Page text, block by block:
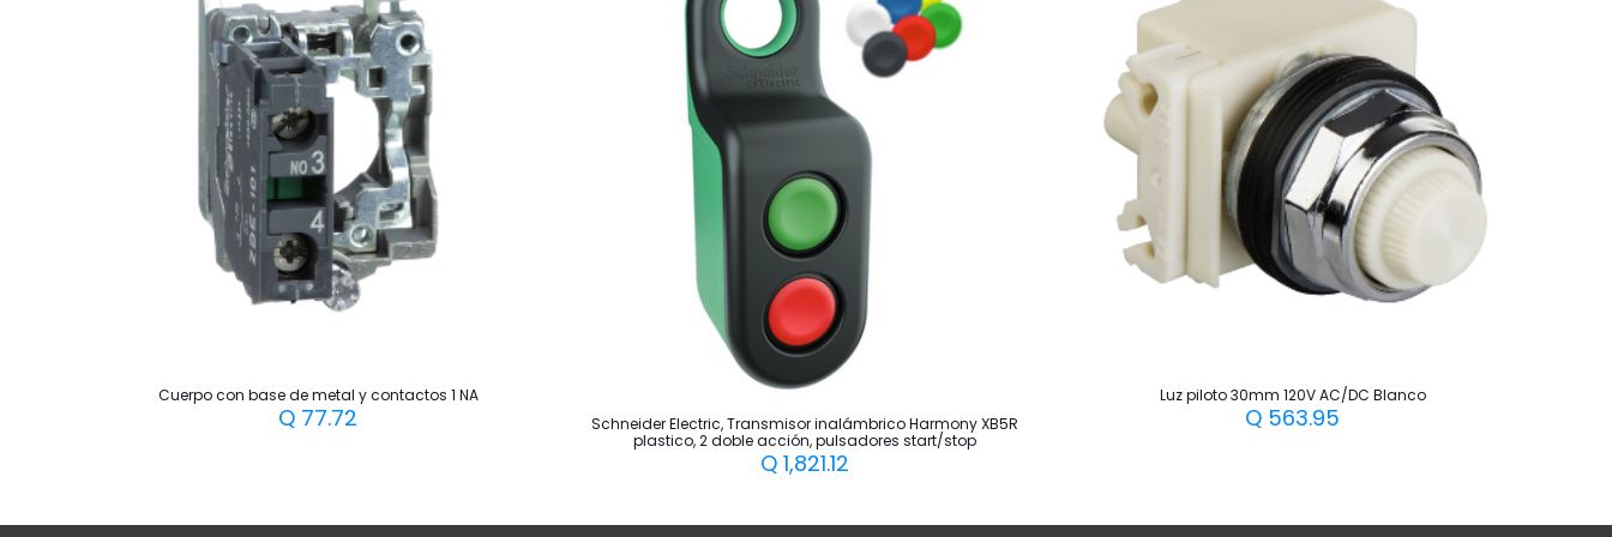
Cuerpo con base de metal y contactos 1 NA
Q 77.72
Schneider Electric, Transmisor inalámbrico Harmony XB5R
plastico, 2 doble acción, pulsadores start/stop
Q 1,821.12
Luz piloto 30mm 120V AC/DC Blanco
Q 563.95